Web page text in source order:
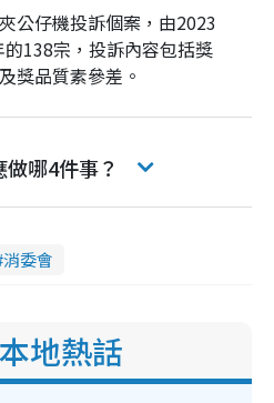
公仔機投訴個案，由2023
138宗，投訴內容包括獎
獎品質素參差。
哪4件事？
消委會
地熱話